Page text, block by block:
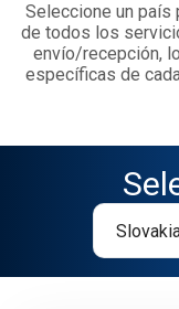
Seleccione un
de todos los
envío/recepción,
específicas de